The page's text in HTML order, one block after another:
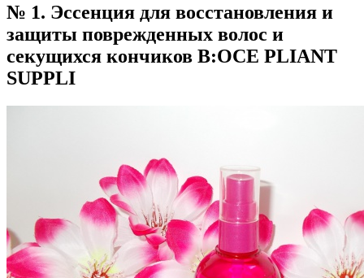
№ 1. Эссенция для восстановления и
защиты поврежденных волос и
секущихся кончиков B:OCE PLIANT
SUPPLI